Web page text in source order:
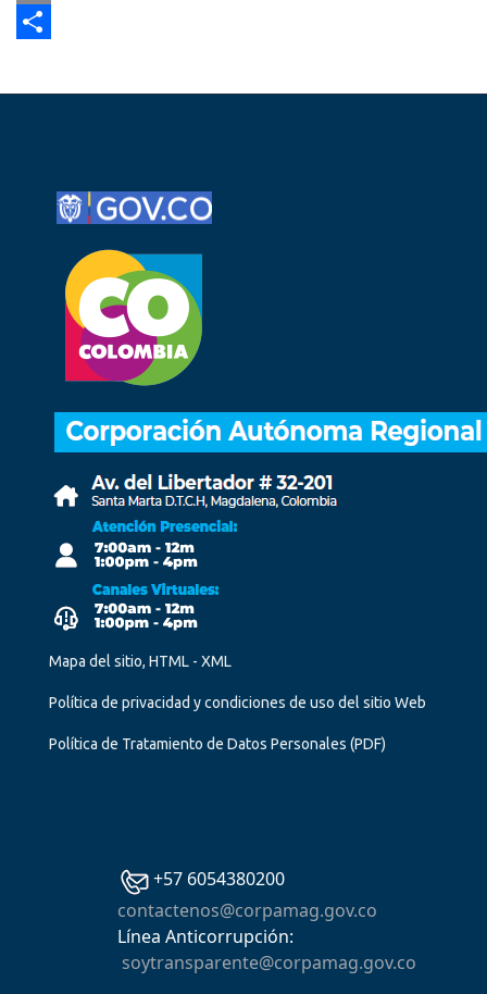
Email
Mapa del sitio, HTML - XML
Política de privacidad y condiciones de uso del sitio Web
Política de Tratamiento de Datos Personales (PDF)
+57 6054380200
contactenos@corpamag.gov.co
Línea Anticorrupción:
soytransparente@corpamag.gov.co